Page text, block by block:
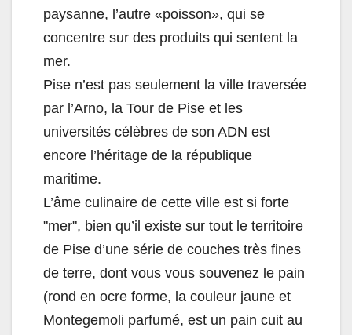
paysanne, l’autre «poisson», qui se
concentre sur des produits qui sentent la
mer.
Pise n’est pas seulement la ville traversée
par l’Arno, la Tour de Pise et les
universités célèbres de son ADN est
encore l’héritage de la république
maritime.
L’âme culinaire de cette ville est si forte
"mer", bien qu’il existe sur tout le territoire
de Pise d’une série de couches très fines
de terre, dont vous vous souvenez le pain
(rond en ocre forme, la couleur jaune et
Montegemoli parfumé, est un pain cuit au